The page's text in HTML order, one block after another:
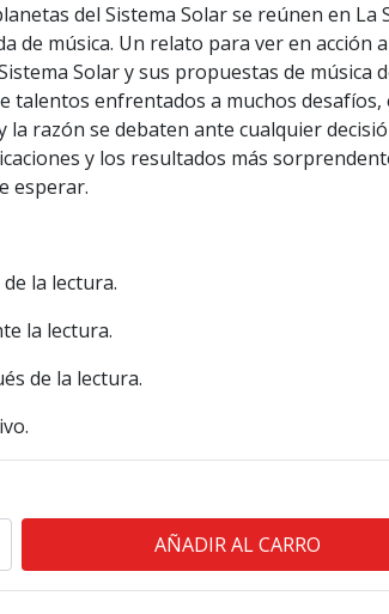
del Sistema Solar se reúnen en La
de música. Un relato para ver en acción
Solar y sus propuestas de música
talentos enfrentados a muchos desafíos,
la razón se debaten ante cualquier
y los resultados más
esperar.
la lectura.
la lectura.
de la lectura.